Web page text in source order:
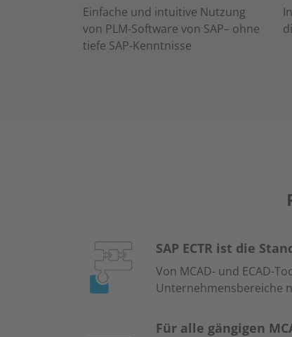
Einfache und intuitive Nutzung
von PLM-Software von SAP– ohne
tiefe SAP-Kenntnisse
SAP ECTR ist die
Von MCAD- und ECAD-
Unternehmensbereiche
Für alle gängigen